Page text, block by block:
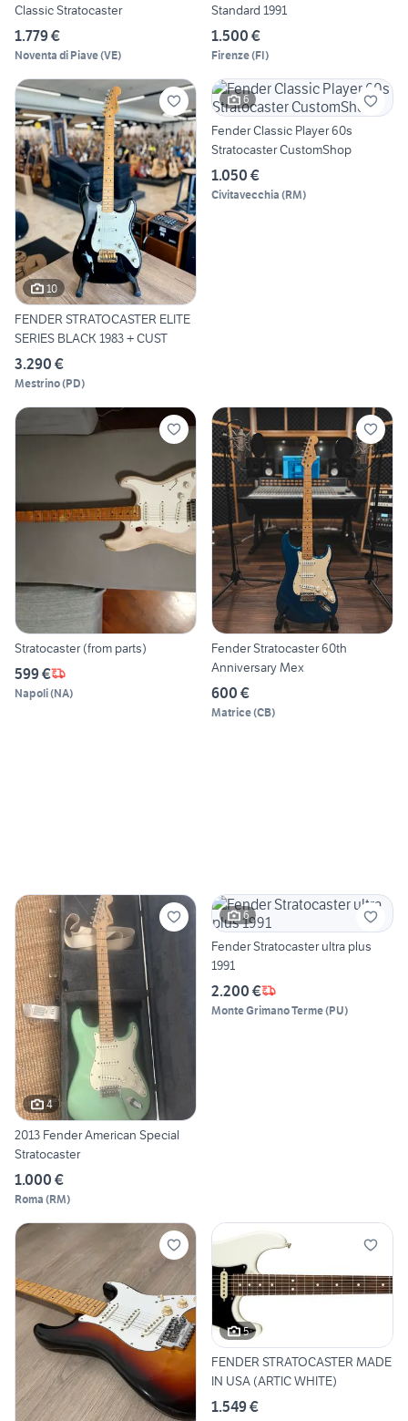
Classic Stratocaster
1.779 €
Noventa di Piave(VE)
Standard 1991
1.500 €
Firenze(FI)
10
FENDER STRATOCASTER ELITE
SERIES BLACK 1983 + CUST
3.290 €
Mestrino(PD)
6
Fender Classic Player 60s
Stratocaster CustomShop
1.050 €
Civitavecchia (RM)
Stratocaster (from parts)
599 €
Napoli(NA)
Fender Stratocaster 60th
Anniversary Mex
600 €
Matrice(CB)
4
2013 Fender American Special
Stratocaster
1.000 €
Roma (RM)
6
Fender Stratocaster ultra plus
1991
2.200 €
Monte Grimano Terme(PU)
5
FENDER STRATOCASTER MADE
IN USA (ARTIC WHITE)
1.549 €